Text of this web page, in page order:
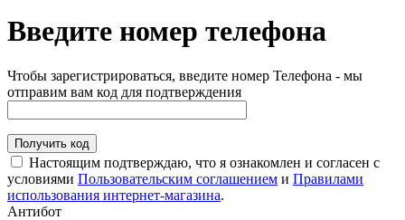
Введите номер телефона
Чтобы зарегистрироваться, введите номер Телефона - мы
отправим вам код для подтверждения
Получить код
Настоящим подтверждаю, что я ознакомлен и согласен с
условиями Пользовательским соглашением и Правилами
использования интернет-магазина.
Антибот